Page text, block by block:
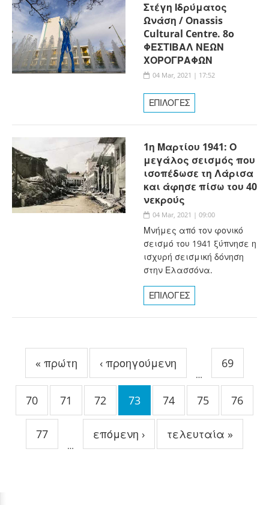
Στέγη Ιδρύματος
Ωνάση / Οnassis
Cultural Centre. 8o
ΦΕΣΤΙΒΑΛ ΝΕΩΝ
ΧΟΡΟΓΡΑΦΩΝ
04 Mar, 2021 | 17:52
ΕΠΙΛΟΓΕΣ
1η Μαρτίου 1941: Ο
μεγάλος σεισμός που
ισοπέδωσε τη Λάρισα
και άφησε πίσω του 40
νεκρούς
04 Mar, 2021 | 09:00
Μνήμες από τον φονικό
σεισμό του 1941 ξύπνησε η
ισχυρή σεισμική δόνηση
στην Ελασσόνα.
ΕΠΙΛΟΓΕΣ
« πρώτη ‹ προηγούμενη
…
69
70 71 72 73 74 75 76
77
…
επόμενη › τελευταία »